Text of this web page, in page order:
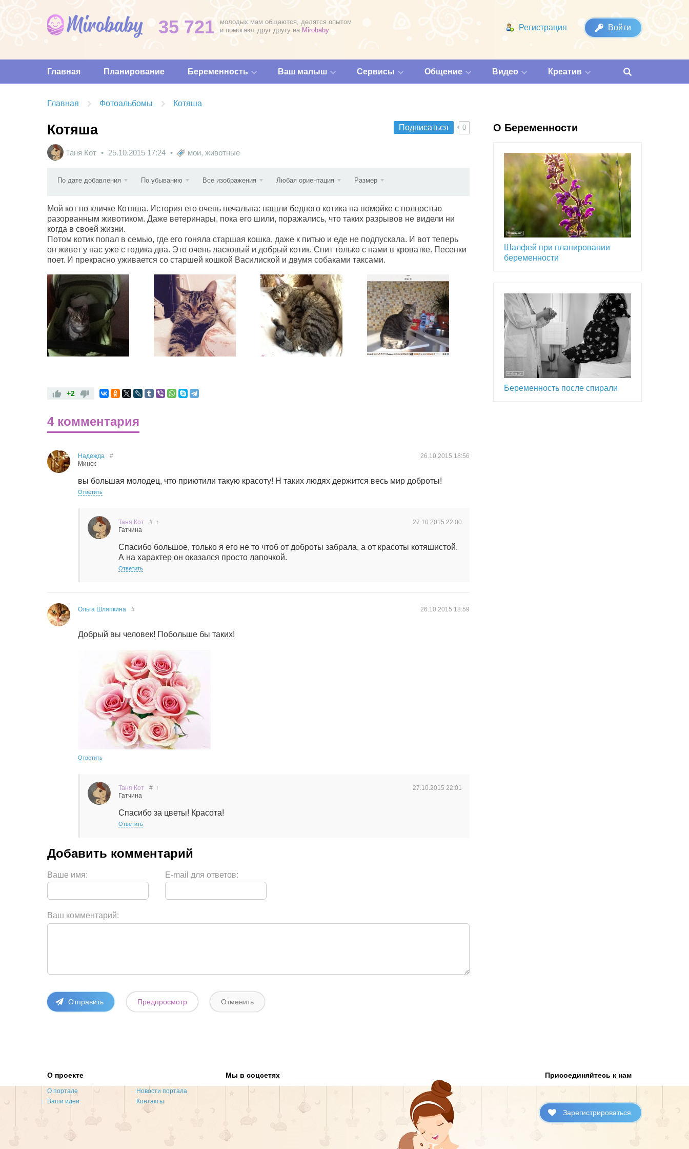
35 721
молодых мам общаются, делятся опытом
и помогают друг другу на Mirobaby Регистрация Войти
Главная Планирование Беременность Ваш малыш Сервисы Общение Видео Креатив
Главная Фотоальбомы Котяша
Подписаться 0
Котяша
Таня Кот 25.10.2015 17:24 мои, животные
По дате добавления По убыванию Все изображения Любая ориентация Размер
Мой кот по кличке Котяша. История его очень печальна: нашли бедного котика на помойке с полностью
разорванным животиком. Даже ветеринары, пока его шили, поражались, что таких разрывов не видели ни
когда в своей жизни.
Потом котик попал в семью, где его гоняла старшая кошка, даже к питью и еде не подпускала. И вот теперь
он живет у нас уже с годика два. Это очень ласковый и добрый котик. Спит только с нами в кроватке. Песенки
поет. И прекрасно уживается со старшей кошкой Василиской и двумя собаками таксами.
+2
4 комментария
Надежда
Минск
26.10.2015 18:56
#
вы большая молодец, что приютили такую красоту! Н таких людях держится весь мир доброты!
Ответить
Таня Кот
Гатчина
27.10.2015 22:00
# ↑
Спасибо большое, только я его не то чтоб от доброты забрала, а от красоты котяшистой.
А на характер он оказался просто лапочкой.
Ответить
Ольга Шляпкина 26.10.2015 18:59
#
Добрый вы человек! Побольше бы таких!
Ответить
Таня Кот
Гатчина
27.10.2015 22:01
# ↑
Спасибо за цветы! Красота!
Ответить
Ваше имя: E-mail для ответов:
Ваш комментарий:
О Беременности
Шалфей при планировании
беременности
Беременность после спирали
О проекте
О портале
Новости портала
Ваши идеи
Контакты
Мы в соцсетях Присоединяйтесь к нам
Зарегистрироваться